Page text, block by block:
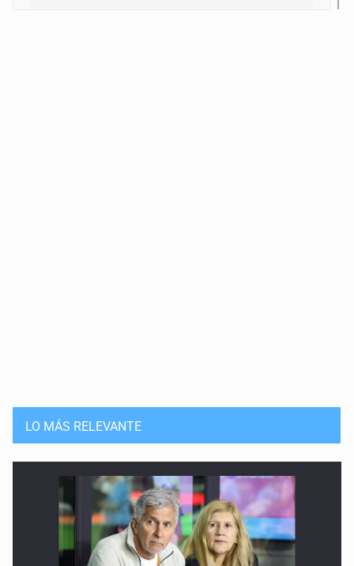
13 de Julio de 2026
No hay problema de salud
11 de Julio de 2026
Detienen en Tlajomulco a hombre con dos armas de fuego
y más de 50 cartuchos
LO MÁS RELEVANTE